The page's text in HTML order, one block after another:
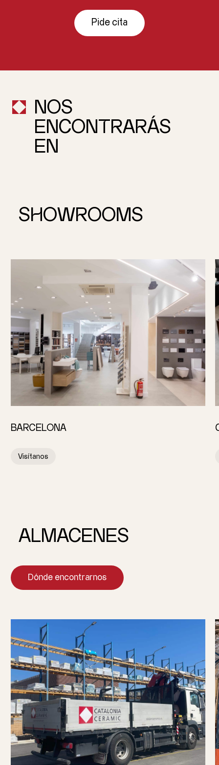
Pide cita
NOS
ENCONTRARÁS
EN
SHOWROOMS
BARCELONA
Visítanos
ALMACENES
Dónde encontrarnos